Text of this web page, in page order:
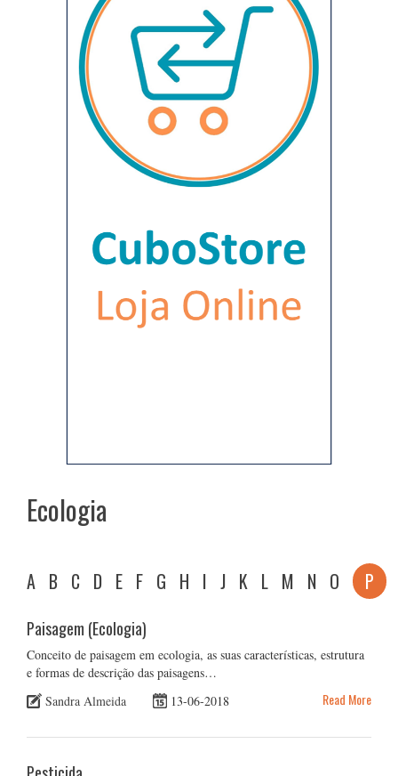
Ecologia
A B C D E F G H I J K L M N O P
Paisagem (Ecologia)
Conceito de paisagem em ecologia, as suas características, estrutura
e formas de descrição das paisagens…
Sandra Almeida
13-06-2018 Read More